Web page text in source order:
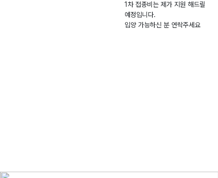
1차 접종비는 제가 지원 해드릴
예정입니다.
입양 가능하신 분 연락주세요